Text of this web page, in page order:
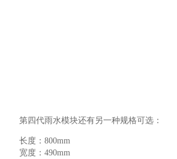
第四代雨水模块还有另一种规格可选：
长度：800mm
宽度：490mm